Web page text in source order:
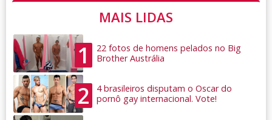
MAIS LIDAS
1
22 fotos de homens pelados no Big
Brother Austrália
2
4 brasileiros disputam o Oscar do
pornô gay internacional. Vote!